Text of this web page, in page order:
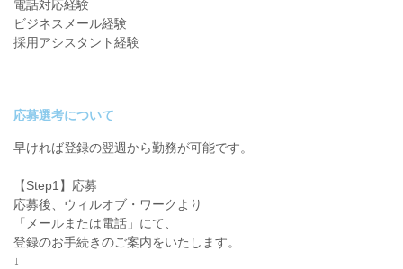
電話対応経験
ビジネスメール経験
採用アシスタント経験
応募選考について
早ければ登録の翌週から勤務が可能です。
【Step1】応募
応募後、ウィルオブ・ワークより
「メールまたは電話」にて、
登録のお手続きのご案内をいたします。
↓